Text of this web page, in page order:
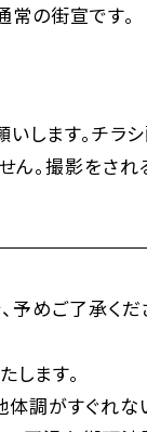
常の街宣です。
ます。チラ
。撮影をされ
めご了承くだ
ます。
調がすぐれ